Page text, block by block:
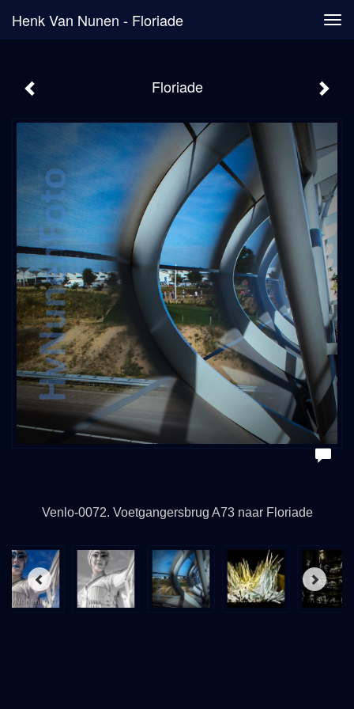
Henk Van Nunen - Floriade
Floriade
Venlo-0072. Voetgangersbrug A73 naar Floriade